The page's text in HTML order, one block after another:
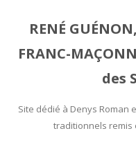
RENÉ
FRANC-
des
Site dédié à Denys
traditionnels remis